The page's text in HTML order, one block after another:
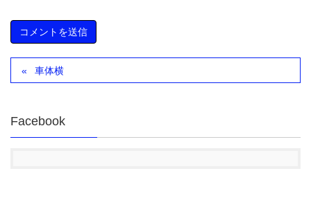
車体横
Facebook